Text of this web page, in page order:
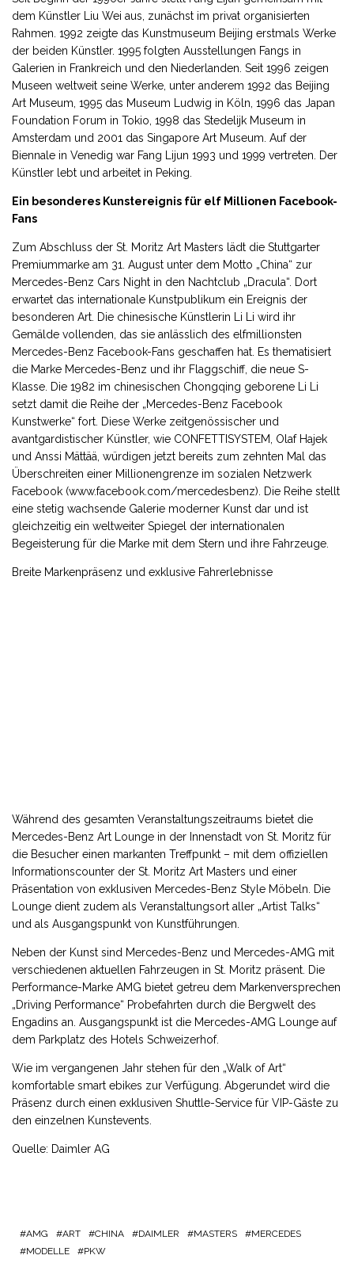
dem Künstler Liu Wei aus, zunächst im privat organisierten
Rahmen. 1992 zeigte das Kunstmuseum Beijing erstmals Werke
der beiden Künstler. 1995 folgten Ausstellungen Fangs in
Galerien in Frankreich und den Niederlanden. Seit 1996 zeigen
Museen weltweit seine Werke, unter anderem 1992 das Beijing
Art Museum, 1995 das Museum Ludwig in Köln, 1996 das Japan
Foundation Forum in Tokio, 1998 das Stedelijk Museum in
Amsterdam und 2001 das Singapore Art Museum. Auf der
Biennale in Venedig war Fang Lijun 1993 und 1999 vertreten. Der
Künstler lebt und arbeitet in Peking.
Ein besonderes Kunstereignis für elf Millionen Facebook-
Fans
Zum Abschluss der St. Moritz Art Masters lädt die Stuttgarter
Premiummarke am 31. August unter dem Motto „China“ zur
Mercedes-Benz Cars Night in den Nachtclub „Dracula“. Dort
erwartet das internationale Kunstpublikum ein Ereignis der
besonderen Art. Die chinesische Künstlerin Li Li wird ihr
Gemälde vollenden, das sie anlässlich des elfmillionsten
Mercedes-Benz Facebook-Fans geschaffen hat. Es thematisiert
die Marke Mercedes-Benz und ihr Flaggschiff, die neue S-
Klasse. Die 1982 im chinesischen Chongqing geborene Li Li
setzt damit die Reihe der „Mercedes-Benz Facebook
Kunstwerke“ fort. Diese Werke zeitgenössischer und
avantgardistischer Künstler, wie CONFETTISYSTEM, Olaf Hajek
und Anssi Mättää, würdigen jetzt bereits zum zehnten Mal das
Überschreiten einer Millionengrenze im sozialen Netzwerk
Facebook (www.facebook.com/mercedesbenz). Die Reihe stellt
eine stetig wachsende Galerie moderner Kunst dar und ist
gleichzeitig ein weltweiter Spiegel der internationalen
Begeisterung für die Marke mit dem Stern und ihre Fahrzeuge.
Breite Markenpräsenz und exklusive Fahrerlebnisse
Während des gesamten Veranstaltungszeitraums bietet die
Mercedes-Benz Art Lounge in der Innenstadt von St. Moritz für
die Besucher einen markanten Treffpunkt – mit dem offiziellen
Informationscounter der St. Moritz Art Masters und einer
Präsentation von exklusiven Mercedes-Benz Style Möbeln. Die
Lounge dient zudem als Veranstaltungsort aller „Artist Talks“
und als Ausgangspunkt von Kunstführungen.
Neben der Kunst sind Mercedes-Benz und Mercedes-AMG mit
verschiedenen aktuellen Fahrzeugen in St. Moritz präsent. Die
Performance-Marke AMG bietet getreu dem Markenversprechen
„Driving Performance“ Probefahrten durch die Bergwelt des
Engadins an. Ausgangspunkt ist die Mercedes-AMG Lounge auf
dem Parkplatz des Hotels Schweizerhof.
Wie im vergangenen Jahr stehen für den „Walk of Art“
komfortable smart ebikes zur Verfügung. Abgerundet wird die
Präsenz durch einen exklusiven Shuttle-Service für VIP-Gäste zu
den einzelnen Kunstevents.
Quelle: Daimler AG
AMG ART CHINA DAIMLER MASTERS
MERCEDES
MODELLE
PKW